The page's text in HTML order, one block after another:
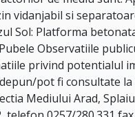
vidanjabil si
Sol: Platforma
Observatiile
privind potentialul
pot fi consultate
Mediului Arad,